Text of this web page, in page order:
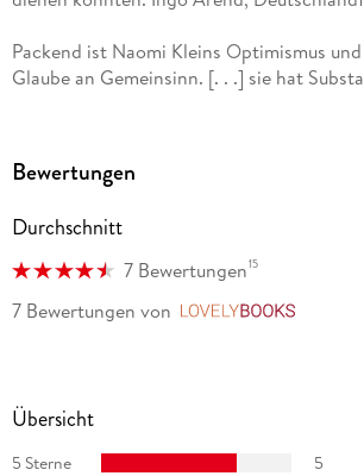
Packend ist Naomi Kleins Optimismus
Glaube an Gemeinsinn. [. . .] sie hat
wohl recht geben: Präsidial ist hier so gut
ein Manifest der Aktivistin, die Probleme
bejammern. Petra Ahne, Berliner Zeitung
Bewertungen
Durchschnitt
7 Bewertungen15
7 Bewertungen von
Übersicht
5 Sterne
5